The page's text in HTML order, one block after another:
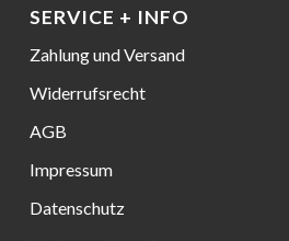
SERVICE + INFO
Zahlung und Versand
Widerrufsrecht
AGB
Impressum
Datenschutz